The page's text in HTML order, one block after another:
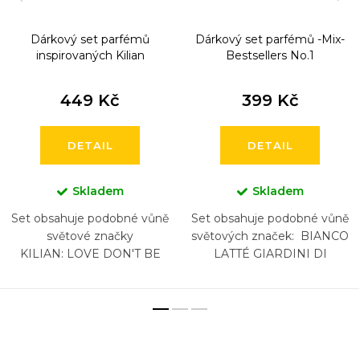
Dárkový set parfémů
inspirovaných Kilian
449 Kč
DETAIL
Skladem
Set obsahuje podobné vůně
světové značky
KILIAN: LOVE DON'T BE
FLOWER OF IMMORTALITY,
Dárkový set parfémů -Mix-
Bestsellers No.1
399 Kč
DETAIL
Skladem
Set obsahuje podobné vůně
světových značek: BIANCO
LATTÉ GIARDINI DI